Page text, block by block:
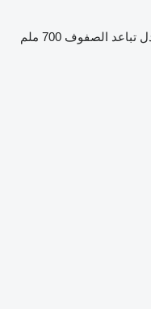
تباعد الصفوف 700 ملم